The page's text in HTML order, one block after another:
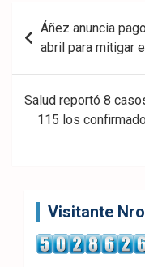
Navegación
de
entradas
Áñez anuncia
abril para mitigar
Salud reportó 8
115 los
Visitante